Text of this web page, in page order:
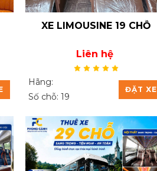
XE LIMOUSINE 19 CHỖ
Liên hệ
Hãng:
Số chỗ: 19
ĐẶT XE